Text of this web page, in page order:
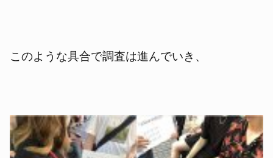
このような具合で調査は進んでいき、